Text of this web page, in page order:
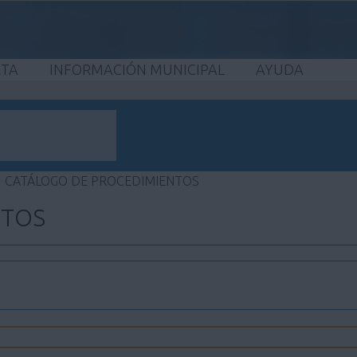
INFORMACIÓN MUNICIPAL AYUDA
CATÁLOGO DE PROCEDIMIENTOS